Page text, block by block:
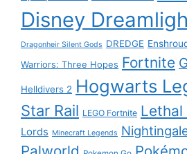
Disney
Dragonheir Silent Gods DREDGE
Warriors: Three Hopes Fortnite
Helldivers 2 Hogwarts
Star Rail LEGO Fortnite Lethal
Lords Minecraft Legends